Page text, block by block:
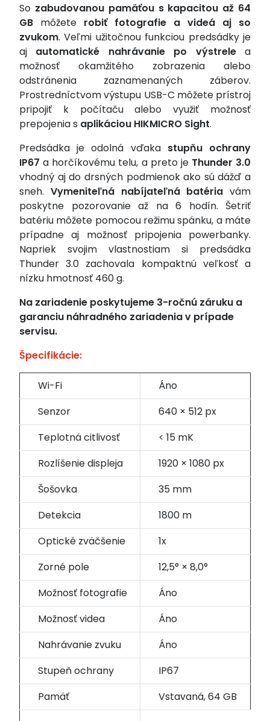
So zabudovanou pamäťou s kapacitou až 64
GB môžete robiť fotografie a videá aj so
zvukom. Veľmi užitočnou funkciou predsádky je
aj automatické nahrávanie po výstrelea
možnosť okamžitého zobrazenia alebo
odstránenia zaznamenaných záberov.
Prostredníctvom výstupu USB-C môžete prístroj
pripojiť k počítaču alebo využiť možnosť
prepojenia s aplikáciou HIKMICRO Sight.
Predsádka je odolná vďaka stupňu ochrany
IP67 a horčíkovému telu, a preto je Thunder 3.0
vhodný aj do drsných podmienok ako sú dážď a
sneh. Vymeniteľná nabíjateľná batéria vám
poskytne pozorovanie až na 6 hodín. Šetriť
batériu môžete pomocou režimu spánku, a máte
prípadne aj možnosť pripojenia powerbanky.
Napriek svojim vlastnostiam si predsádka
Thunder 3.0 zachovala kompaktnú veľkosť a
nízku hmotnosť 460 g.
Na zariadenie poskytujeme 3-ročnú záruku a
garanciu náhradného zariadenia v prípade
servisu.
Špecifikácie:
Wi-Fi
Áno
Senzor
640 × 512 px
Teplotná citlivosť
< 15 mK
Rozlíšenie displeja
1920 × 1080 px
Šošovka
35 mm
Detekcia
1800 m
Optické zväčšenie
1x
Zorné pole
12,5° × 8,0°
Možnosť fotografie
Áno
Možnosť videa
Áno
Nahrávanie zvuku
Áno
Stupeň ochrany
IP67
Pamäť
Vstavaná, 64 GB